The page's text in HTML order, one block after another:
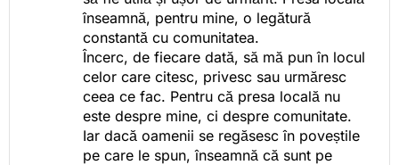
înseamnă, pentru mine, o legătură
constantă cu comunitatea.
Încerc, de fiecare dată, să mă pun în locul
celor care citesc, privesc sau urmăresc
ceea ce fac. Pentru că presa locală nu
este despre mine, ci despre comunitate.
Iar dacă oamenii se regăsesc în poveștile
pe care le spun, înseamnă că sunt pe